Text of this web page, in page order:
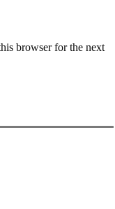
browser for the next